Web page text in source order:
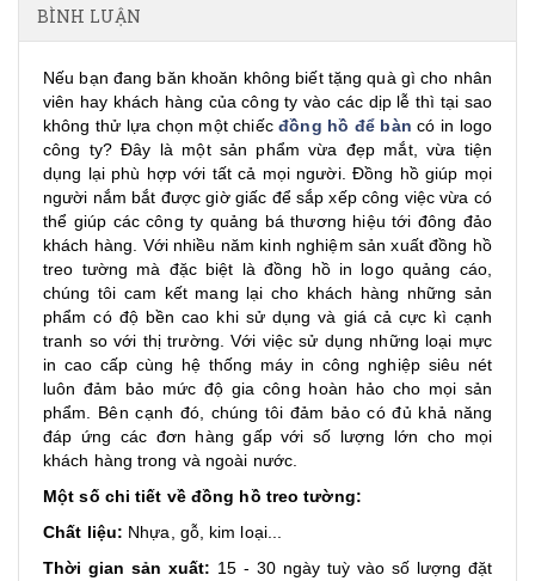
BÌNH LUẬN
Nếu bạn đang băn khoăn không biết tặng quà gì cho nhân
viên hay khách hàng của công ty vào các dịp lễ thì tại sao
không thử lựa chọn một chiếcđồng hồ để bàn có in logo
công ty? Đây là một sản phẩm vừa đẹp mắt, vừa tiện
dụng lại phù hợp với tất cả mọi người. Đồng hồ giúp mọi
người nắm bắt được giờ giấc để sắp xếp công việc vừa có
thể giúp các công ty quảng bá thương hiệu tới đông đảo
khách hàng. Với nhiều năm kinh nghiệm sản xuất đồng hồ
treo tường mà đặc biệt là đồng hồ in logo quảng cáo,
chúng tôi cam kết mang lại cho khách hàng những sản
phẩm có độ bền cao khi sử dụng và giá cả cực kì cạnh
tranh so với thị trường. Với việc sử dụng những loại mực
in cao cấp cùng hệ thống máy in công nghiệp siêu nét
luôn đảm bảo mức độ gia công hoàn hảo cho mọi sản
phẩm. Bên cạnh đó, chúng tôi đảm bảo có đủ khả năng
đáp ứng các đơn hàng gấp với số lượng lớn cho mọi
khách hàng trong và ngoài nước.
Một số chi tiết về đồng hồ treo tường:
Chất liệu: Nhựa, gỗ, kim loại...
Thời gian sản xuất: 15 - 30 ngày tuỳ vào số lượng đặt